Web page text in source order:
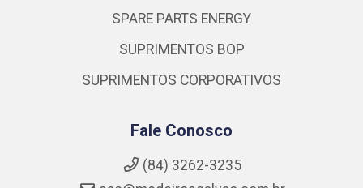
SPARE PARTS ENERGY
SUPRIMENTOS BOP
SUPRIMENTOS CORPORATIVOS
Fale Conosco
(84) 3262-3235